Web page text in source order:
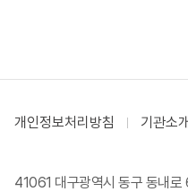
개인정보처리방침 기관소개
41061 대구광역시 동구 동내